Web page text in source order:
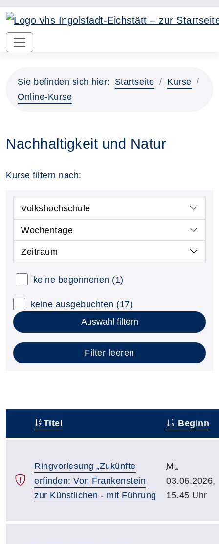
Sie befinden sich hier: Startseite
Kurse
Online-Kurse
Nachhaltigkeit und Natur
Kurse filtern nach:
Volkshochschule
Wochentage
Zeitraum
keine begonnenen (1)
keine ausgebuchten (17)
Auswahl filtern
Filter leeren
Titel Beginn
Ringvorlesung „Zukünfte
erfinden: Von Frankenstein
zur Künstlichen - mit Führung
Mi.
03.06.2026,
15.45 Uhr